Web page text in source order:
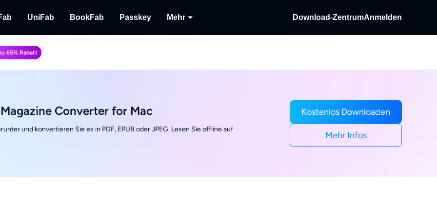
MusicFab
UniFab BookFab Passkey Mehr Download-ZentrumAnmelden
65% Rabatt
Converter for Mac
und konvertieren Sie es in PDF, EPUB oder JPEG. Lesen Sie offline auf
Kostenlos Downloaden
Mehr Infos